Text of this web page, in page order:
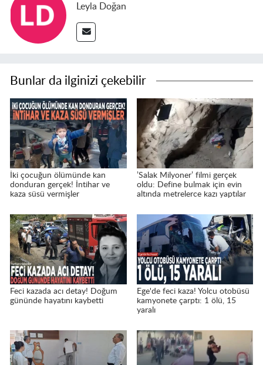
Leyla Doğan
Bunlar da ilginizi çekebilir
İki çocuğun ölümünde kan
donduran gerçek! İntihar ve
kaza süsü vermişler
’Salak Milyoner’ filmi gerçek
oldu: Define bulmak için evin
altında metrelerce kazı yaptılar
Feci kazada acı detay! Doğum
gününde hayatını kaybetti
Ege'de feci kaza! Yolcu otobüsü
kamyonete çarptı: 1 ölü, 15
yaralı